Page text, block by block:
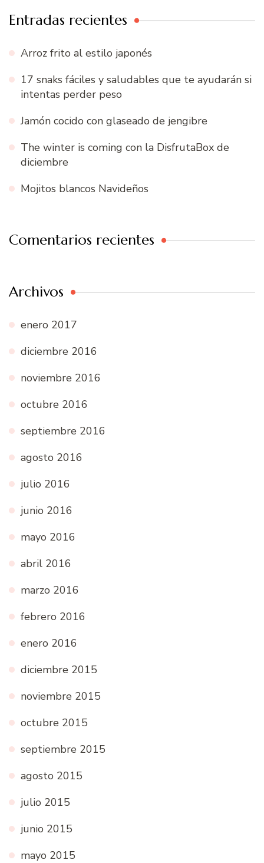
Entradas recientes
Arroz frito al estilo japonés
17 snaks fáciles y saludables que te ayudarán si
intentas perder peso
Jamón cocido con glaseado de jengibre
The winter is coming con la DisfrutaBox de
diciembre
Mojitos blancos Navideños
Comentarios recientes
Archivos
enero 2017
diciembre 2016
noviembre 2016
octubre 2016
septiembre 2016
agosto 2016
julio 2016
junio 2016
mayo 2016
abril 2016
marzo 2016
febrero 2016
enero 2016
diciembre 2015
noviembre 2015
octubre 2015
septiembre 2015
agosto 2015
julio 2015
junio 2015
mayo 2015